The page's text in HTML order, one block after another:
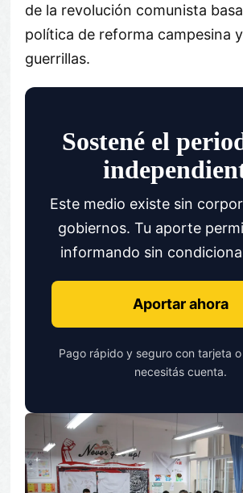
de la revolución comunista
política de reforma campesina
guerrillas.
Sostené el
Este medio existe sin
gobiernos. Tu aporte
informando sin
Aportar ahora
Pago rápido y seguro con tarjeta
necesitás cuenta.